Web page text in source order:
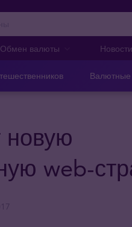
Обмен валюты Новости
Валютные
новую
web-